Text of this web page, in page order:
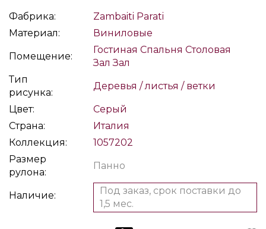
Фабрика:
Zambaiti Parati
Материал:
Виниловые
Помещение:
Гостиная Спальня Столовая
Зал Зал
Тип
рисунка:
Деревья / листья / ветки
Цвет:
Серый
Страна:
Италия
Коллекция:
1057202
Размер
рулона:
Панно
Наличие:
Под заказ, срок поставки до
1,5 мес.